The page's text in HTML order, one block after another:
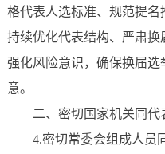
格代表人选标准、规范提名
持续优化代表结构、严肃换
强化风险意识，确保换届
意。
二、密切国家机关同代
4.密切常委会组成人员